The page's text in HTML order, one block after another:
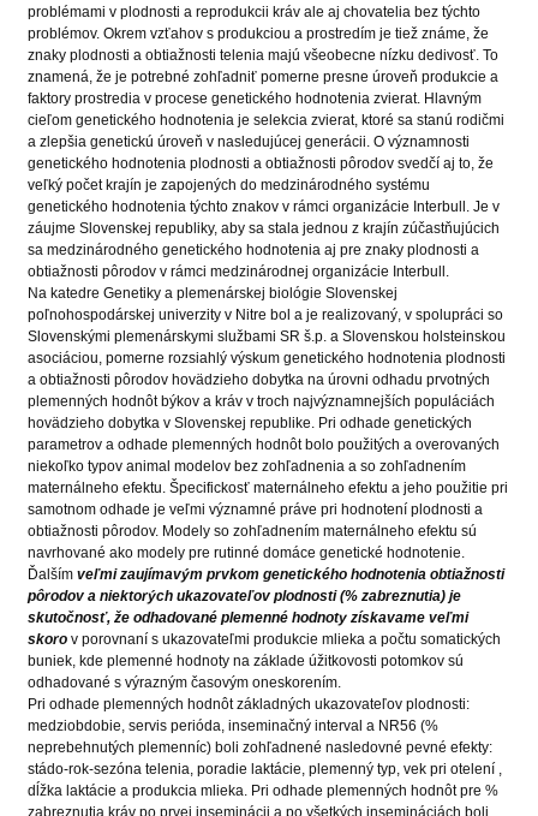
problémami v plodnosti a reprodukcii kráv ale aj chovatelia bez týchto
problémov. Okrem vzťahov s produkciou a prostredím je tiež známe, že
znaky plodnosti a obtiažnosti telenia majú všeobecne nízku dedivosť. To
znamená, že je potrebné zohľadniť pomerne presne úroveň produkcie a
faktory prostredia v procese genetického hodnotenia zvierat. Hlavným
cieľom genetického hodnotenia je selekcia zvierat, ktoré sa stanú rodičmi
a zlepšia genetickú úroveň v nasledujúcej generácii. O významnosti
genetického hodnotenia plodnosti a obtiažnosti pôrodov svedčí aj to, že
veľký počet krajín je zapojených do medzinárodného systému
genetického hodnotenia týchto znakov v rámci organizácie Interbull. Je v
záujme Slovenskej republiky, aby sa stala jednou z krajín zúčastňujúcich
sa medzinárodného genetického hodnotenia aj pre znaky plodnosti a
obtiažnosti pôrodov v rámci medzinárodnej organizácie Interbull.
Na katedre Genetiky a plemenárskej biológie Slovenskej
poľnohospodárskej univerzity v Nitre bol a je realizovaný, v spolupráci so
Slovenskými plemenárskymi službami SR š.p. a Slovenskou holsteinskou
asociáciou, pomerne rozsiahlý výskum genetického hodnotenia plodnosti
a obtiažnosti pôrodov hovädzieho dobytka na úrovni odhadu prvotných
plemenných hodnôt býkov a kráv v troch najvýznamnejších populáciách
hovädzieho dobytka v Slovenskej republike. Pri odhade genetických
parametrov a odhade plemenných hodnôt bolo použitých a overovaných
niekoľko typov animal modelov bez zohľadnenia a so zohľadnením
maternálneho efektu. Špecifickosť maternálneho efektu a jeho použitie pri
samotnom odhade je veľmi významné práve pri hodnotení plodnosti a
obtiažnosti pôrodov. Modely so zohľadnením maternálneho efektu sú
navrhované ako modely pre rutinné domáce genetické hodnotenie.
Ďalším veľmi zaujímavým prvkom genetického hodnotenia obtiažnosti
pôrodov a niektorých ukazovateľov plodnosti (% zabreznutia) je
skutočnosť, že odhadované plemenné hodnoty získavame veľmi
skoro v porovnaní s ukazovateľmi produkcie mlieka a počtu somatických
buniek, kde plemenné hodnoty na základe úžitkovosti potomkov sú
odhadované s výrazným časovým oneskorením.
Pri odhade plemenných hodnôt základných ukazovateľov plodnosti:
medziobdobie, servis perióda, inseminačný interval a NR56 (%
neprebehnutých plemenníc) boli zohľadnené nasledovné pevné efekty:
stádo-rok-sezóna telenia, poradie laktácie, plemenný typ, vek pri otelení ,
dĺžka laktácie a produkcia mlieka. Pri odhade plemenných hodnôt pre %
zabreznutia kráv po prvej inseminácii a po všetkých insemináciách boli